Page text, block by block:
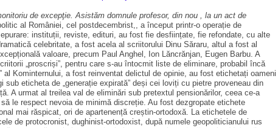
de excepţie. Asistăm domnule profesor, din nou , la un act de
al României, cel postdecembrist,, a început printr-o operație de
instituții, reviste, edituri, au fost fie desființate, fie refondate, cu alte
celebritate, a fost acela al scriitorului Dinu Săraru, altul a fost al
valoare, precum Paul Anghel, Ion Lăncrănjan, Eugen Barbu. A
„proscriși”, pentru care s-au întocmit liste de eliminare, probabil încă
Kominternului, a fost reinventat delictul de opinie, au fost etichetați oameni
eticheta de „generație expirată” deși cei loviți cu pietre proveneau din
A urmat al treilea val de eliminări sub pretextul pensionărilor, ceea ce-a
le respect nevoia de minimă discreție. Au fost dezgropate etichete
mai răspicat, ori de apartenență creștin-ortodoxă. La etichetele de
de protocronist, dughinist-ortodoxist, după numele geopoliticianului rus